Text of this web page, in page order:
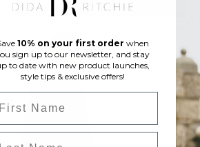
10% on your first order when
sign up to our newsletter, and stay
to date with new product launches,
style tips & exclusive offers!